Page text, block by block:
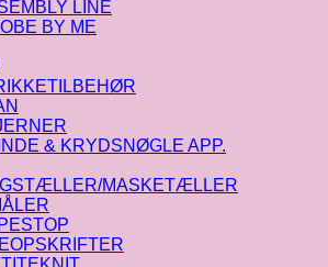
LINE
BY ME
& KRYDSNØGLE APP.
MASKETÆLLER